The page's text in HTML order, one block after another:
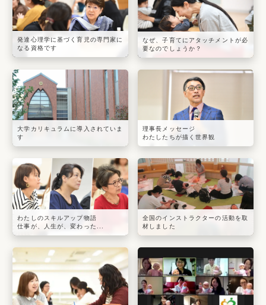
発達心理学に基づく育児の専門家に
なる資格です
なぜ、子育てにアタッチメントが必
要なのでしょうか？
大学カリキュラムに導入されていま
す
理事長メッセージ
わたしたちが描く世界観
わたしのスキルアップ物語
仕事が、人生が、変わった...
全国のインストラクターの活動を取
材しました